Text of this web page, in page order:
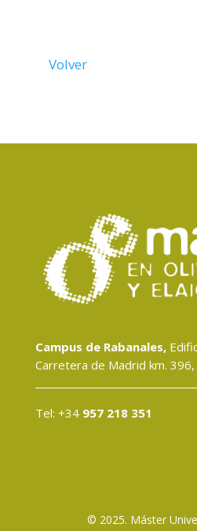
Volver
Campus de Rabanales,
Carretera de Madrid km.
Tel: +34 957 218 351
© 2025. Máster